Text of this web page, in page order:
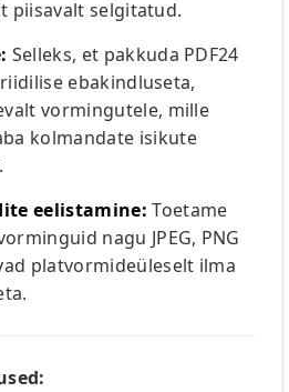
piisavalt selgitatud.
Selleks, et pakkuda PDF24
ebakindluseta,
vormingutele, mille
kolmandate isikute
eelistamine: Toetame
nagu JPEG, PNG
platvormideüleselt ilma